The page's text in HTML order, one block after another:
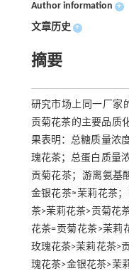
Author information +
文章历史 +
摘要
研究市场上同一厂家
贡菊花茶的主要品质
果表明：总糖质量浓
瑰花茶；总蛋白质量
贡菊花茶；游离氨基
金银花茶≈茉莉花茶
茶>茉莉花茶>贡菊花
花茶=贡菊花茶>茉莉
玫瑰花茶>茉莉花茶>
瑰花茶>金银花茶>茉